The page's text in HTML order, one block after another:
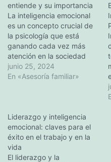
entiende y su importancia
La inteligencia emocional
es un concepto crucial de
la psicología que está
ganando cada vez más
atención en la sociedad
actual. En este artículo
exploraremos qué es la
en nuestra vida cotidiana.
También hablaremos de
cómo desarrollar y mejorar
la…
junio 25, 2024
En «Asesoría familiar»
Liderazgo y inteligencia
emocional: claves para el
éxito en el trabajo y en la
vida
El liderazgo y la